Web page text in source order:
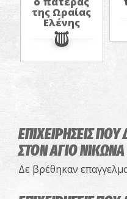
της Ωραίας
Ελένης
ΕΠΙΧΕΙΡΗΣΕΙΣ
ΣΤΟΝ ΑΓΙΟ ΝΙΚΩΝΑ
Δε βρέθηκαν